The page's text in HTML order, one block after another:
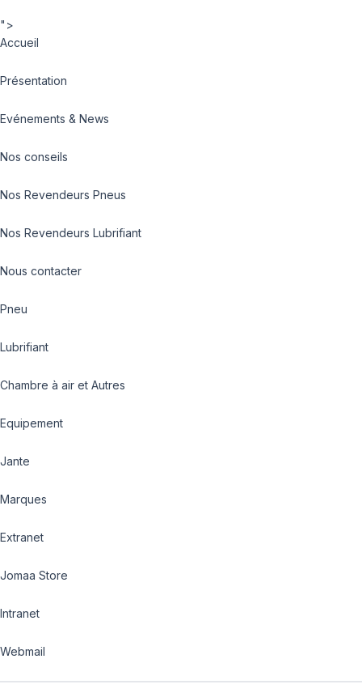
">
Accueil
Présentation
Evénements & News
Nos conseils
Nos Revendeurs Pneus
Nos Revendeurs Lubrifiant
Nous contacter
Pneu
Lubrifiant
Chambre à air et Autres
Equipement
Jante
Marques
Extranet
Jomaa Store
Intranet
Webmail